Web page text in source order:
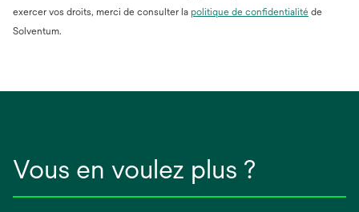
exercer vos droits, merci de consulter la politique de confidentialité s’ouvre
de
Solventum.
Vous en voulez plus ?